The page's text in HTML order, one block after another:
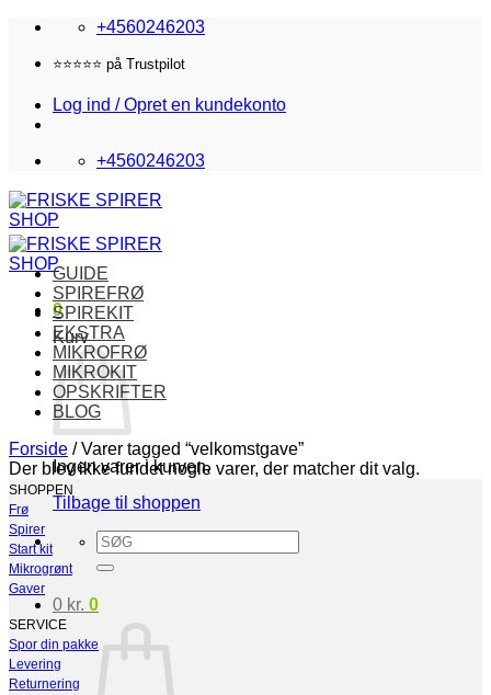
Fortsæt
indhold
+4560246203
⭐️⭐️⭐️⭐️⭐️ på Trustpilot
Log ind / Opret en kundekonto
+4560246203
0
Kurv
Ingen varer i kurven.
Tilbage til shoppen
Søg
efter:
0 kr. 0
GUIDE
SPIREFRØ
SPIREKIT
EKSTRA
MIKROFRØ
MIKROKIT
OPSKRIFTER
BLOG
Forside /Varer tagged “velkomstgave”
Der blev ikke fundet nogle varer, der matcher dit valg.
SHOPPEN
Frø
Spirer
Start kit
Mikrogrønt
Gaver
SERVICE
Spor din pakke
Levering
Returnering